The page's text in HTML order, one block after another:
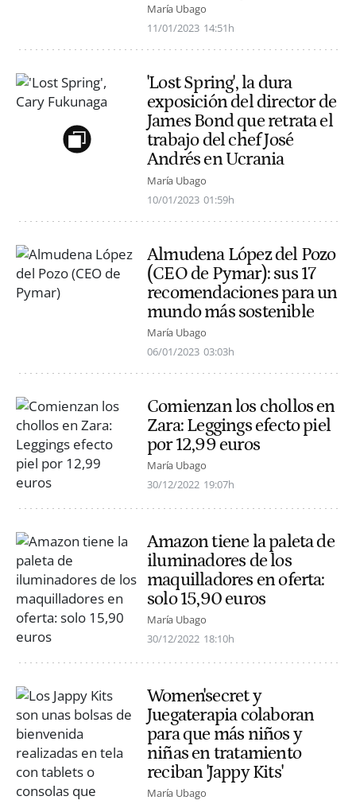
María Ubago
11/01/2023 14:51h
'Lost Spring', la dura
exposición del director de
James Bond que retrata el
trabajo del chef José
Andrés en Ucrania
María Ubago
10/01/2023 01:59h
Almudena López del Pozo
(CEO de Pymar): sus 17
recomendaciones para un
mundo más sostenible
María Ubago
06/01/2023 03:03h
Comienzan los chollos en
Zara: Leggings efecto piel
por 12,99 euros
María Ubago
30/12/2022 19:07h
Amazon tiene la paleta de
iluminadores de los
maquilladores en oferta:
solo 15,90 euros
María Ubago
30/12/2022 18:10h
Women'secret y
Juegaterapia colaboran
para que más niños y
niñas en tratamiento
reciban 'Jappy Kits'
María Ubago